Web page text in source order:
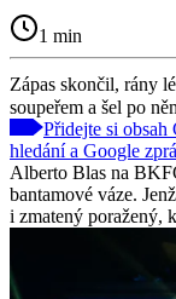
1 min
Zápas skončil, rány
soupeřem a šel po
Přidejte si
hledání a Google
Alberto Blas na
bantamové váze.
i zmatený poražený,